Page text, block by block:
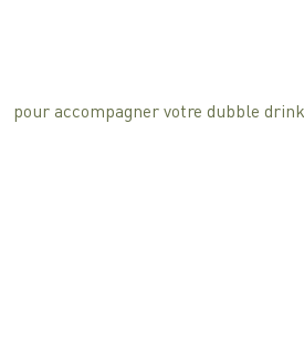
pour accompagner votre dubble